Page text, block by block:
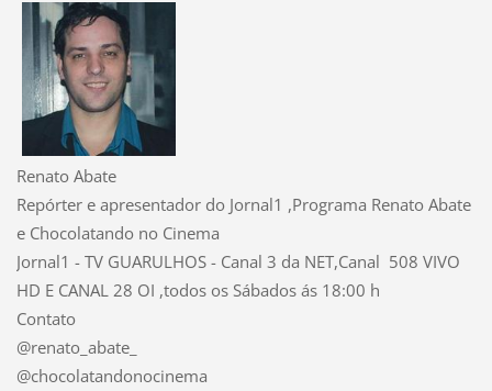
Renato Abate
Repórter e apresentador do Jornal1 ,Programa Renato Abate
e Chocolatando no Cinema
Jornal1 - TV GUARULHOS - Canal 3 da NET,Canal 508 VIVO
HD E CANAL 28 OI ,todos os Sábados ás 18:00 h
Contato
@renato_abate_
@chocolatandonocinema